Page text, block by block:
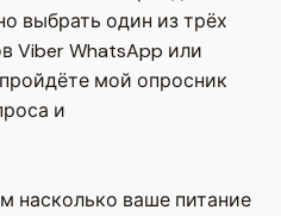
выбрать один из трёх
Viber WhatsApp или
мой опросник
и
насколько ваше питание